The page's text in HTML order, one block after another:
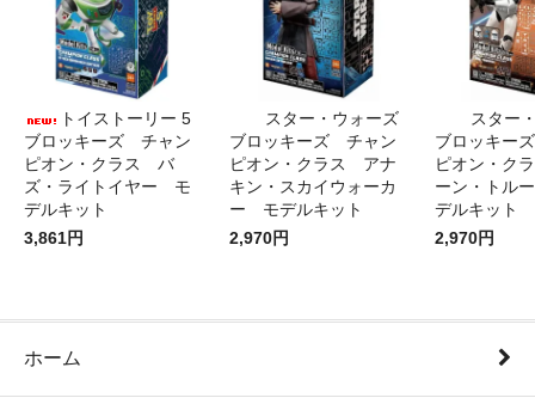
トイストーリー 5
ブロッキーズ チャン
ピオン・クラス バ
ズ・ライトイヤー モ
デルキット
3,861円
スター・ウォーズ
ブロッキーズ チャン
ピオン・クラス アナ
キン・スカイウォーカ
ー モデルキット
2,970円
スター
ブロッキー
ピオン・ク
ーン・トル
デルキット
2,970円
ホーム